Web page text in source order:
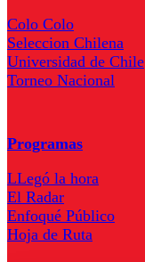
Colo Colo
Seleccion Chilena
Universidad de Chile
Torneo Nacional
Programas
LLegó la hora
El Radar
Enfoqué Público
Hoja de Ruta